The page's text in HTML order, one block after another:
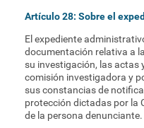
Artículo 28: Sobre el
El expediente
documentación relativa a
su investigación, las actas
comisión investigadora y
sus constancias de
protección dictadas por la
de la persona denunciante.